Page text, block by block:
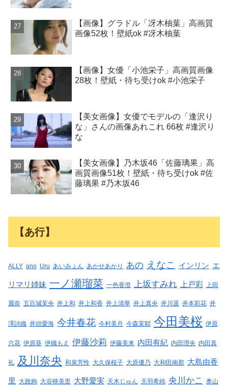
【画像】グラドル「冴木柚葉」高画質
画像52枚！壁紙ok #冴木柚葉
【画像】女優「小池栄子」高画質画像
28枚！壁紙・待ち受けok #小池栄子
【美女画像】女優でモデルの「逢沢り
な」さんの画像あれこれ 66枚 #逢沢り
な
【美女画像】乃木坂46「佐藤璃果」高
画質画像51枚！壁紙・待ち受けok #佐
藤璃果 #乃木坂46
【あ行】
ALLY ano Uru あいみょん あかせあかり あの えなこ インリン エ
リマリ姉妹 一ノ瀬瑠菜 一色香澄 上坂すみれ 上戸彩 上田
麗奈 五百城茉央 井上和 井上和香 井上清華 井上真央 井川遥 井本彩花 井
澤詩織 井頭愛海 今井春花 今村美月 今森茉耶 今田美桜 伊原
六花 伊原葵 伊織もえ 伊藤沙莉 伊藤美来 内田有紀 内田理央 内田真
礼 及川奈央 和泉芳怜 大久保桜子 大原優乃 大和田南那 大島由香
里 大政絢 大谷映美里 大野愛実 天木じゅん 天羽希純 央川かこ 奥山